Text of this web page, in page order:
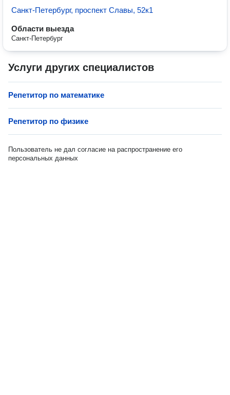
Санкт-Петербург, проспект Славы, 52к1
Области выезда
Санкт-Петербург
Услуги других специалистов
Репетитор по математике
Репетитор по физике
Пользователь не дал согласие на распространение его
персональных данных